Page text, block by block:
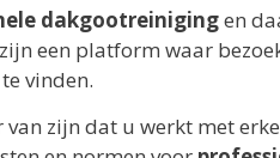
dakgootreinigingen
een platform waar
vinden.
zijn dat u werkt met